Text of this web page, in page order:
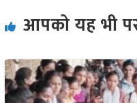
आपको यह भी